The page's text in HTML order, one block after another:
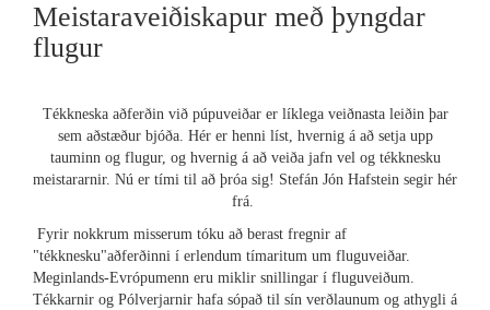
Meistaraveiðiskapur með þyngdar
flugur
Tékkneska aðferðin við púpuveiðar er líklega veiðnasta leiðin þar
sem aðstæður bjóða. Hér er henni líst, hvernig á að setja upp
tauminn og flugur, og hvernig á að veiða jafn vel og tékknesku
meistararnir. Nú er tími til að þróa sig! Stefán Jón Hafstein segir hér
frá.
Fyrir nokkrum misserum tóku að berast fregnir af
"tékknesku"aðferðinni í erlendum tímaritum um fluguveiðar.
Meginlands-Evrópumenn eru miklir snillingar í fluguveiðum.
Tékkarnir og Pólverjarnir hafa sópað til sín verðlaunum og athygli á